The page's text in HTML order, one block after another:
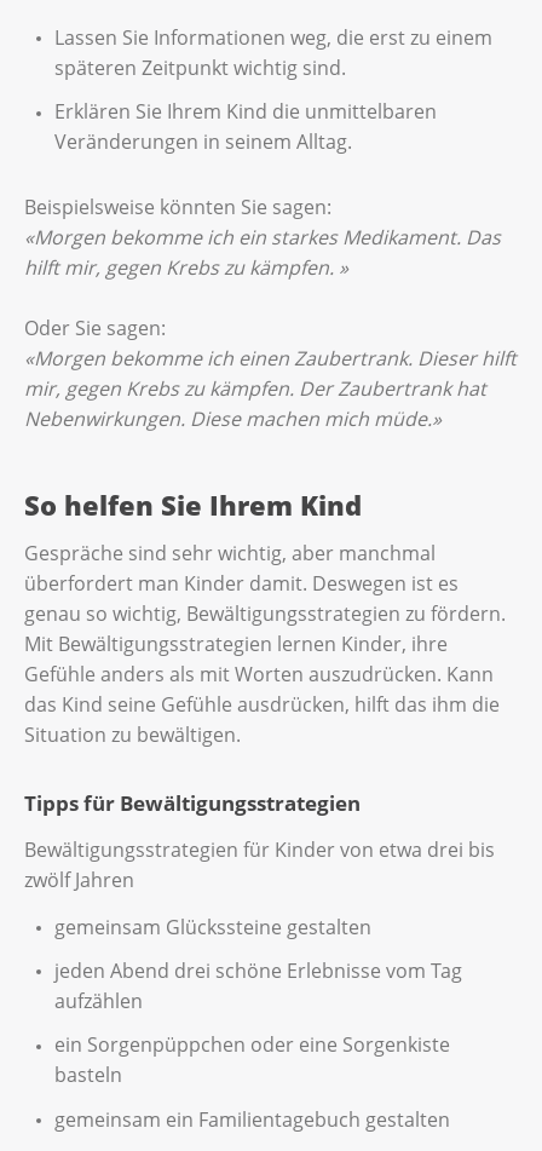
Lassen Sie Informationen weg, die erst zu einem
späteren Zeitpunkt wichtig sind.
Erklären Sie Ihrem Kind die unmittelbaren
Veränderungen in seinem Alltag.
Beispielsweise könnten Sie sagen:
«Morgen bekomme ich ein starkes Medikament. Das
hilft mir, gegen Krebs zu kämpfen. »
Oder Sie sagen:
«Morgen bekomme ich einen Zaubertrank. Dieser hilft
mir, gegen Krebs zu kämpfen. Der Zaubertrank hat
Nebenwirkungen. Diese machen mich müde.»
So helfen Sie Ihrem Kind
Gespräche sind sehr wichtig, aber manchmal
überfordert man Kinder damit. Deswegen ist es
genau so wichtig, Bewältigungsstrategien zu fördern.
Mit Bewältigungsstrategien lernen Kinder, ihre
Gefühle anders als mit Worten auszudrücken. Kann
das Kind seine Gefühle ausdrücken, hilft das ihm die
Situation zu bewältigen.
Tipps für Bewältigungsstrategien
Bewältigungsstrategien für Kinder von etwa drei bis
zwölf Jahren
gemeinsam Glückssteine gestalten
jeden Abend drei schöne Erlebnisse vom Tag
aufzählen
ein Sorgenpüppchen oder eine Sorgenkiste
basteln
gemeinsam ein Familientagebuch gestalten